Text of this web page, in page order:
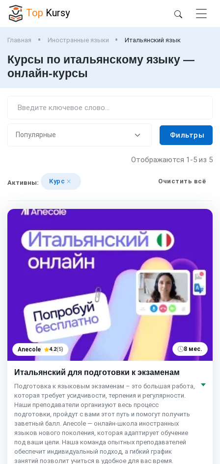
Top Kursy
Главная Иностранные языки Итальянский язык
Курсы по итальянскому языку —
онлайн-курсы
Фильтры
Отображаются 1-5 из 5
Активны: Курс Очистить всё
Anecole 4.2(5) 8 мес.
Итальянский для подготовки к экзаменам
Подготовка к языковым экзаменам – это большая работа,
которая требует усидчивости, терпения и регулярности.
Наши преподаватели организуют весь процесс
подготовки, пройдут с вами этот путь и помогут получить
заветный балл. Anecole — онлайн-школа иностранных
языков нового поколения, которая адаптирует обучение
под ваши цели. Наша команда опытных преподавателей
обеспечит индивидуальный подход, а гибкий график
занятий позволит учиться в удобное для вас время.